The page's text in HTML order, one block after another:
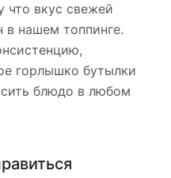
что вкус свежей
в нашем топпинге.
горлышко бутылки
блюдо в любом